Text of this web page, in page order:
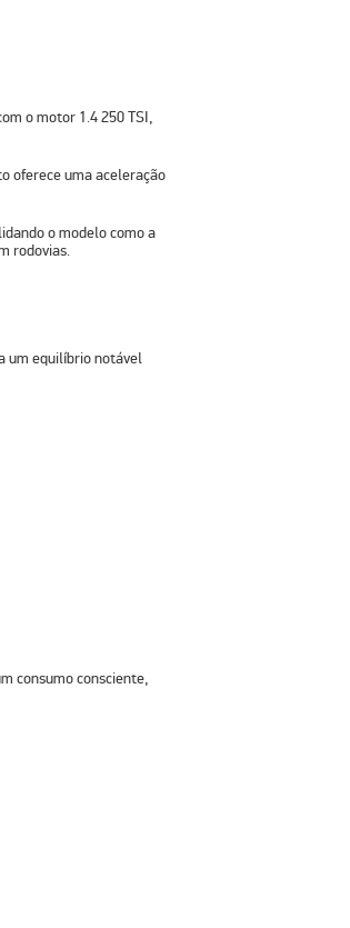
omotor 1.4 250 TSI,
oferece umaaceleração
o modelo como a
rodovias.
um equilíbrio notável
consumo consciente,